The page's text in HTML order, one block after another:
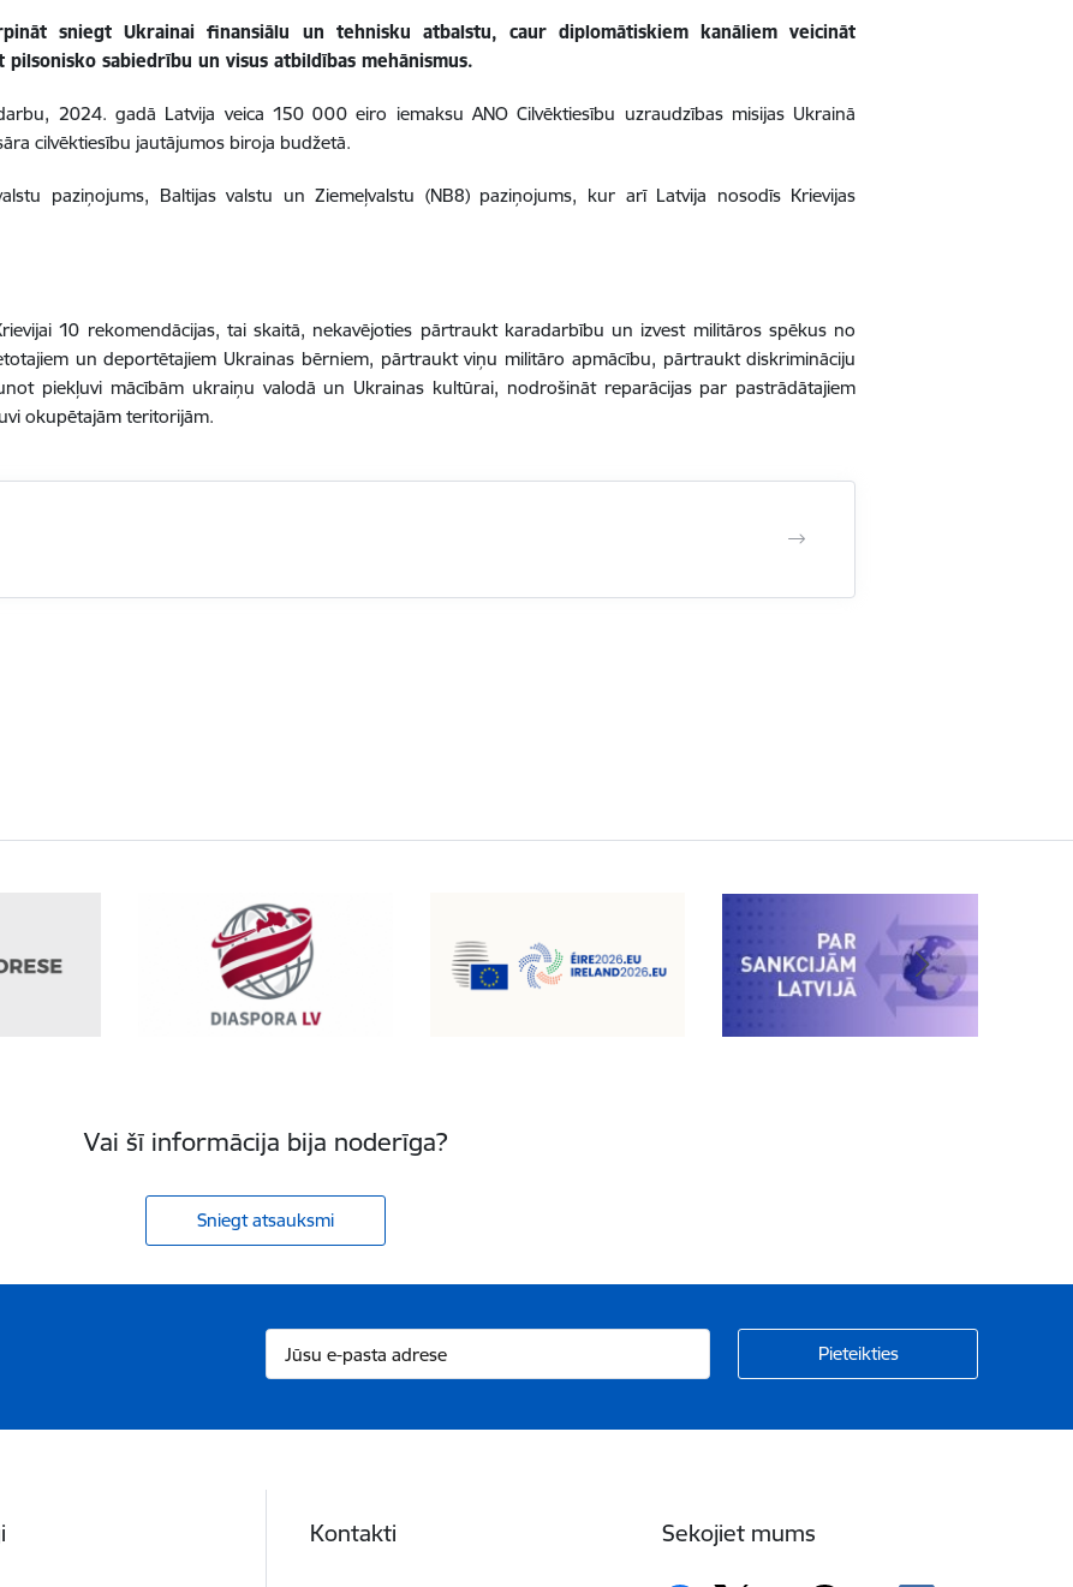
sniegt Ukrainai finansiālu un tehnisku atbalstu, caur diplomātiskiem kanāliem veicināt
sabiedrību un visus atbildības mehānismus.
2024. gadā Latvija veica 150 000 eiro iemaksu ANO Cilvēktiesību uzraudzības misijas Ukrainā
cilvēktiesību jautājumos biroja budžetā.
paziņojums, Baltijas valstu un Ziemeļvalstu (NB8) paziņojums, kur arī Latvija nosodīs Krievijas
10 rekomendācijas, tai skaitā, nekavējoties pārtraukt karadarbību un izvest militāros spēkus no
un deportētajiem Ukrainas bērniem, pārtraukt viņu militāro apmācību, pārtraukt diskrimināciju
piekļuvi mācībām ukraiņu valodā un Ukrainas kultūrai, nodrošināt reparācijas par pastrādātajiem
okupētajām teritorijām.
Vai šī informācija bija noderīga?
Sniegt atsauksmi
Kontakti Sekojiet mums